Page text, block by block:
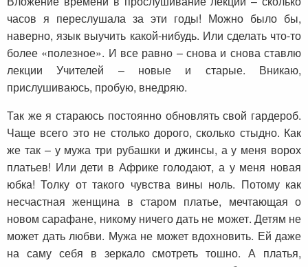
часов я переслушала за эти годы! Можно было бы,
наверно, язык выучить какой-нибудь. Или сделать что-то
более «полезное». И все равно – снова и снова ставлю
лекции Учителей – новые и старые. Вникаю,
прислушиваюсь, пробую, внедряю.
Так же я стараюсь постоянно обновлять свой гардероб.
Чаще всего это не столько дорого, сколько стыдно. Как
же так – у мужа три рубашки и джинсы, а у меня ворох
платьев! Или дети в Африке голодают, а у меня новая
юбка! Толку от такого чувства вины ноль. Потому как
несчастная женщина в старом платье, мечтающая о
новом сарафане, никому ничего дать не может. Детям не
может дать любви. Мужа не может вдохновить. Ей даже
на саму себя в зеркало смотреть тошно. А платья,